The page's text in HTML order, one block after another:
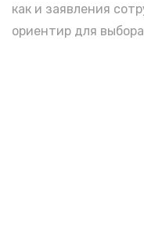
как и заявления
ориентир для